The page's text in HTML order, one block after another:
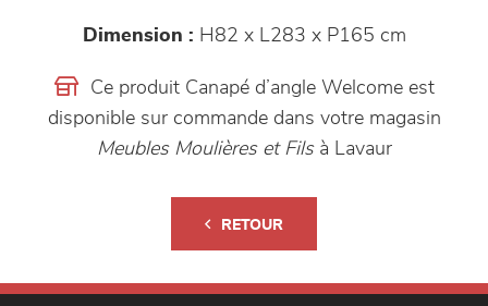
Dimension : H82 x L283 x P165 cm
Ce produit Canapé d’angle Welcome est
disponible sur commande dans votre magasin
Meubles Moulières et Filsà Lavaur
RETOUR